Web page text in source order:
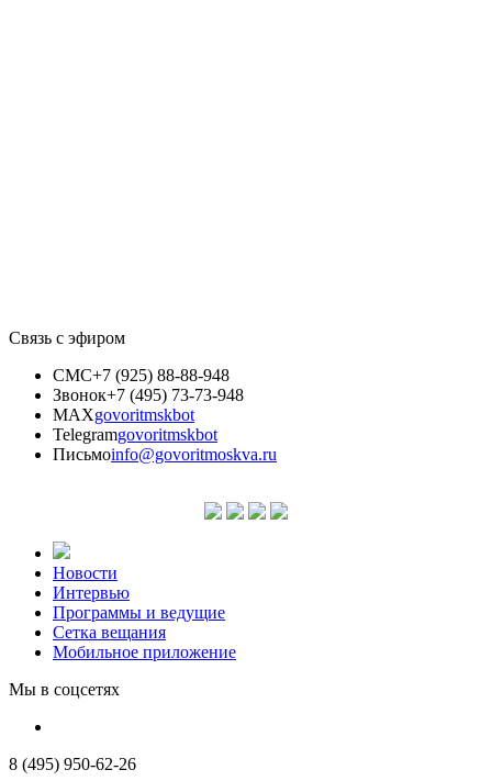
Связь с эфиром
СМС+7 (925) 88-88-948
Звонок+7 (495) 73-73-948
MAXgovoritmskbot
Telegramgovoritmskbot
Письмоinfo@govoritmoskva.ru
Новости
Интервью
Программы и ведущие
Сетка вещания
Мобильное приложение
Мы в соцсетях
8 (495) 950-62-26